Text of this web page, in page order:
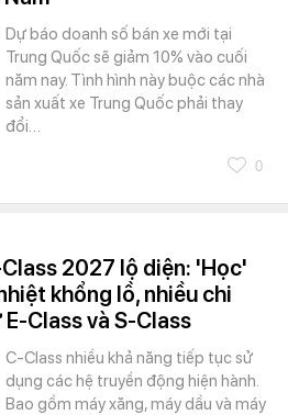
Dự báo doanh số bán xe mới tại
Trung Quốc sẽ giảm 10% vào cuối
năm nay. Tình hình này buộc các nhà
sản xuất xe Trung Quốc phải thay
đổi…
0
2027 lộ diện: 'Học'
khổng lồ, nhiều chi
Class và S-Class
C-Class nhiều khả năng tiếp tục sử
dụng các hệ truyền động hiện hành.
Bao gồm máy xăng, máy dầu và máy